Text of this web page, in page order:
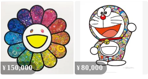
縁 インテリア
リーン 版画 限定300部
¥ 150,000 ¥80,000